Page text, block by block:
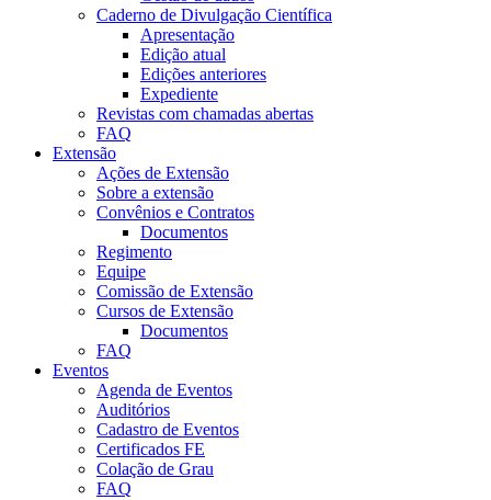
Caderno de Divulgação Científica
Apresentação
Edição atual
Edições anteriores
Expediente
Revistas com chamadas abertas
FAQ
Extensão
Ações de Extensão
Sobre a extensão
Convênios e Contratos
Documentos
Regimento
Equipe
Comissão de Extensão
Cursos de Extensão
Documentos
FAQ
Eventos
Agenda de Eventos
Auditórios
Cadastro de Eventos
Certificados FE
Colação de Grau
FAQ